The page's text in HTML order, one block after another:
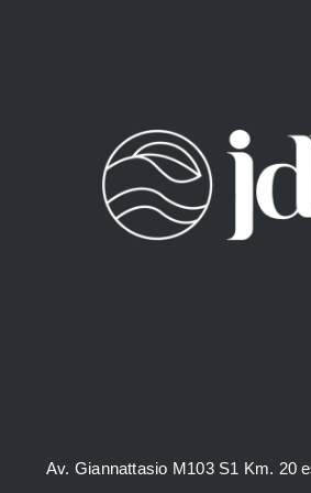
Av. Giannattasio M103 S1 Km. 20